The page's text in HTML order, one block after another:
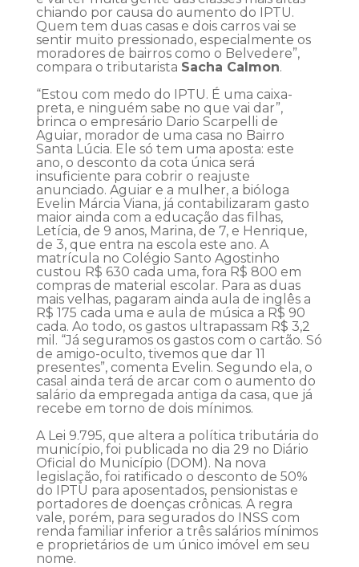
chiando por causa do aumento do IPTU.
Quem tem duas casas e dois carros vai se
sentir muito pressionado, especialmente os
moradores de bairros como o Belvedere”,
compara o tributarista Sacha Calmon.
“Estou com medo do IPTU. É uma caixa-
preta, e ninguém sabe no que vai dar”,
brinca o empresário Dario Scarpelli de
Aguiar, morador de uma casa no Bairro
Santa Lúcia. Ele só tem uma aposta: este
ano, o desconto da cota única será
insuficiente para cobrir o reajuste
anunciado. Aguiar e a mulher, a bióloga
Evelin Márcia Viana, já contabilizaram gasto
maior ainda com a educação das filhas,
Letícia, de 9 anos, Marina, de 7, e Henrique,
de 3, que entra na escola este ano. A
matrícula no Colégio Santo Agostinho
custou R$ 630 cada uma, fora R$ 800 em
compras de material escolar. Para as duas
mais velhas, pagaram ainda aula de inglês a
R$ 175 cada uma e aula de música a R$ 90
cada. Ao todo, os gastos ultrapassam R$ 3,2
mil. “Já seguramos os gastos com o cartão. Só
de amigo-oculto, tivemos que dar 11
presentes”, comenta Evelin. Segundo ela, o
casal ainda terá de arcar com o aumento do
salário da empregada antiga da casa, que já
recebe em torno de dois mínimos.
A Lei 9.795, que altera a política tributária do
município, foi publicada no dia 29 no Diário
Oficial do Município (DOM). Na nova
legislação, foi ratificado o desconto de 50%
do IPTU para aposentados, pensionistas e
portadores de doenças crônicas. A regra
vale, porém, para segurados do INSS com
renda familiar inferior a três salários mínimos
e proprietários de um único imóvel em seu
nome.